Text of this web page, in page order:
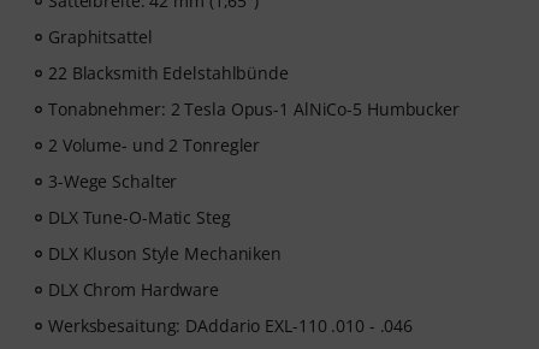
Graphitsattel
22 Blacksmith Edelstahlbünde
Tonabnehmer: 2 Tesla Opus-1 AlNiCo-5 Humbucker
2 Volume- und 2 Tonregler
3-Wege Schalter
DLX Tune-O-Matic Steg
DLX Kluson Style Mechaniken
DLX Chrom Hardware
Werksbesaitung: DAddario EXL-110 .010 - .046